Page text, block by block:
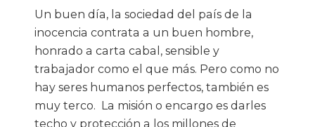
Un buen día, la sociedad del país de la
inocencia contrata a un buen hombre,
honrado a carta cabal, sensible y
trabajador como el que más. Pero como no
hay seres humanos perfectos, también es
muy terco. La misión o encargo es darles
techo y protección a los millones de